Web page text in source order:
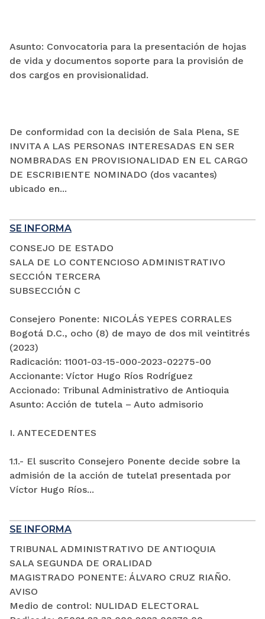
Asunto: Convocatoria para la presentación de hojas
de vida y documentos soporte para la provisión de
dos cargos en provisionalidad.
De conformidad con la decisión de Sala Plena, SE
INVITA A LAS PERSONAS INTERESADAS EN SER
NOMBRADAS EN PROVISIONALIDAD EN EL CARGO
DE ESCRIBIENTE NOMINADO (dos vacantes)
ubicado en...
SE INFORMA
CONSEJO DE ESTADO
SALA DE LO CONTENCIOSO ADMINISTRATIVO
SECCIÓN TERCERA
SUBSECCIÓN C
Consejero Ponente: NICOLÁS YEPES CORRALES
Bogotá D.C., ocho (8) de mayo de dos mil veintitrés
(2023)
Radicación: 11001-03-15-000-2023-02275-00
Accionante: Víctor Hugo Ríos Rodríguez
Accionado: Tribunal Administrativo de Antioquia
Asunto: Acción de tutela – Auto admisorio
I. ANTECEDENTES
1.1.- El suscrito Consejero Ponente decide sobre la
admisión de la acción de tutela1 presentada por
Víctor Hugo Ríos...
SE INFORMA
TRIBUNAL ADMINISTRATIVO DE ANTIOQUIA
SALA SEGUNDA DE ORALIDAD
MAGISTRADO PONENTE: ÁLVARO CRUZ RIAÑO.
AVISO
Medio de control: NULIDAD ELECTORAL